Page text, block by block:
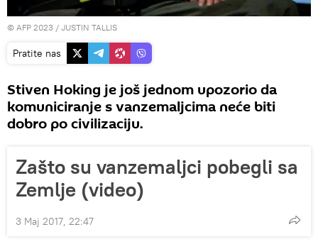
© AFP 2023 / JUSTIN TALLIS
Pratite nas
Stiven Hoking je još jednom upozorio da
komuniciranje s vanzemaljcima neće biti
dobro po civilizaciju.
Zašto su vanzemaljci pobegli sa
Zemlje (video)
3 Maj 2017, 22:47